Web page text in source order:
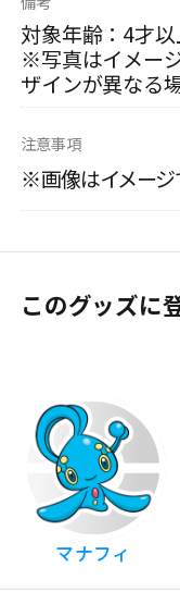
対象年齢：4才
※写真はイメー
ザインが異なる
注意事項
※画像はイメージ
このグッズに
マナフィ